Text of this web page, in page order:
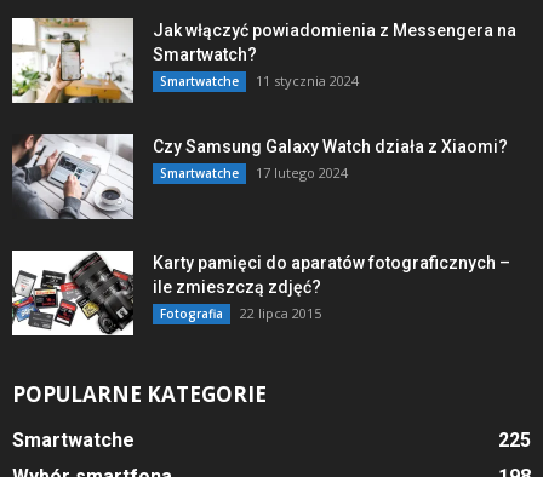
Jak włączyć powiadomienia z Messengera na
Smartwatch?
Smartwatche 11 stycznia 2024
Czy Samsung Galaxy Watch działa z Xiaomi?
Smartwatche 17 lutego 2024
Karty pamięci do aparatów fotograficznych –
ile zmieszczą zdjęć?
Fotografia 22 lipca 2015
POPULARNE KATEGORIE
Smartwatche
225